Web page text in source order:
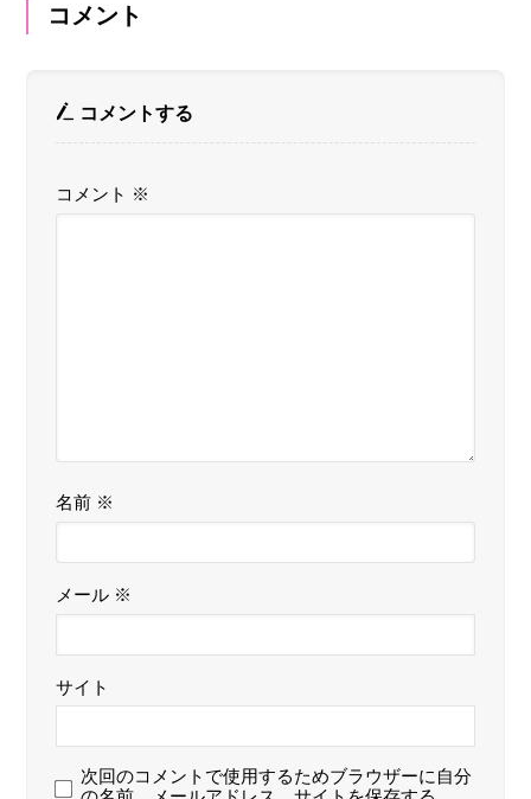
コメント
コメントする
コメント ※
名前 ※
メール ※
サイト
次回のコメントで使用するためブラウザーに自分